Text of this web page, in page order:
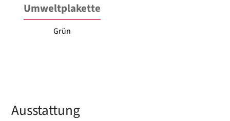
Umweltplakette
Grün
Ausstattung